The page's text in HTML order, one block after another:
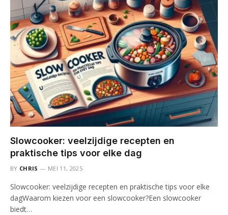
Slowcooker: veelzijdige recepten en
praktische tips voor elke dag
BY CHRIS MEI 11, 2025
Slowcooker: veelzijdige recepten en praktische tips voor elke
dagWaarom kiezen voor een slowcooker?Een slowcooker
biedt…